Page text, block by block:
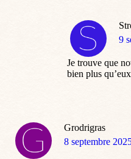
dit
9
Je trouve que
bien plus
Grodrigras
dit
8 septembre